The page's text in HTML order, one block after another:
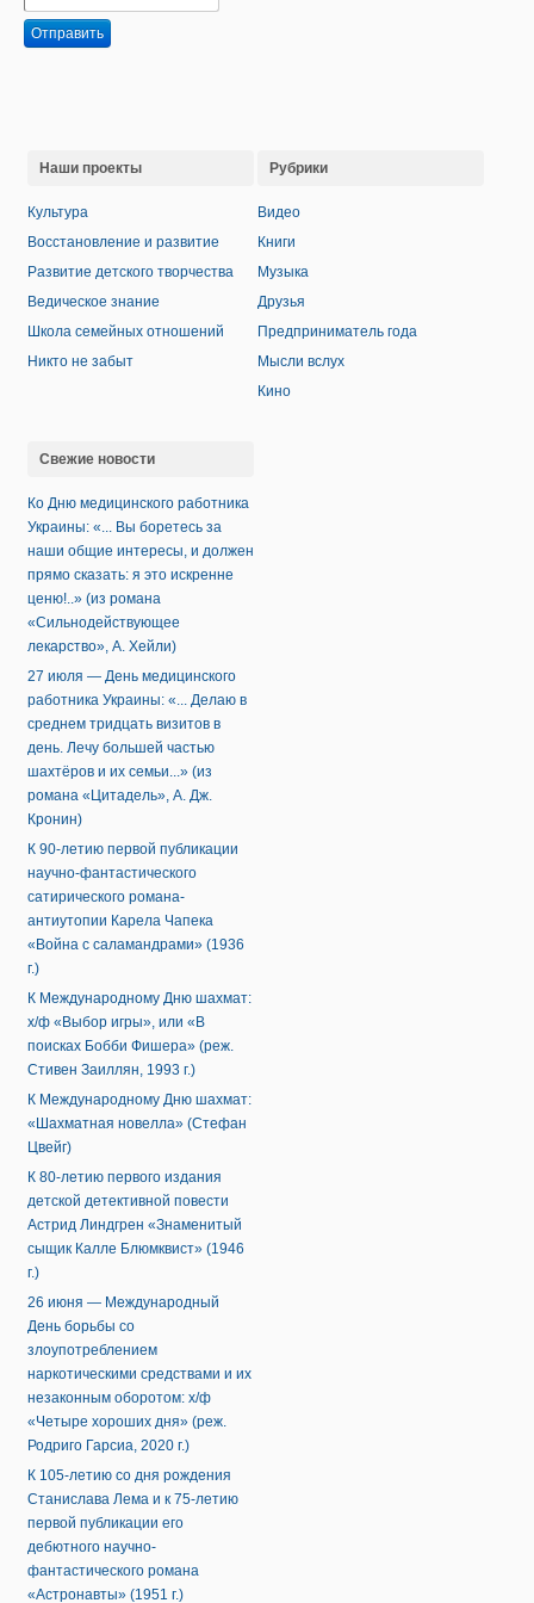
Отправить
Наши проекты
Культура
Восстановление и развитие
Развитие детского творчества
Ведическое знание
Школа семейных отношений
Никто не забыт
Рубрики
Видео
Книги
Музыка
Друзья
Предприниматель года
Мысли вслух
Кино
Свежие новости
Ко Дню медицинского работника
Украины: «... Вы боретесь за
наши общие интересы, и должен
прямо сказать: я это искренне
ценю!..» (из романа
«Сильнодействующее
лекарство», А. Хейли)
27 июля — День медицинского
работника Украины: «... Делаю в
среднем тридцать визитов в
день. Лечу большей частью
шахтёров и их семьи...» (из
романа «Цитадель», А. Дж.
Кронин)
К 90-летию первой публикации
научно-фантастического
сатирического романа-
антиутопии Карела Чапека
«Война с саламандрами» (1936
г.)
К Международному Дню шахмат:
х/ф «Выбор игры», или «В
поисках Бобби Фишера» (реж.
Стивен Заиллян, 1993 г.)
К Международному Дню шахмат:
«Шахматная новелла» (Стефан
Цвейг)
К 80-летию первого издания
детской детективной повести
Астрид Линдгрен «Знаменитый
сыщик Калле Блюмквист» (1946
г.)
26 июня — Международный
День борьбы со
злоупотреблением
наркотическими средствами и их
незаконным оборотом: х/ф
«Четыре хороших дня» (реж.
Родриго Гарсиа, 2020 г.)
К 105-летию со дня рождения
Станислава Лема и к 75-летию
первой публикации его
дебютного научно-
фантастического романа
«Астронавты» (1951 г.)